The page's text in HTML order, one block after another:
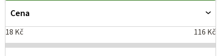
Cena
18 Kč 116 Kč
p
i
s